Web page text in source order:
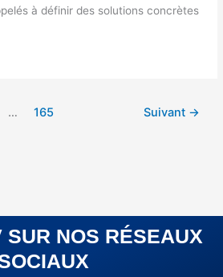
à définir des solutions concrètes
… 165 Suivant →
SUR NOS RÉSEAUX